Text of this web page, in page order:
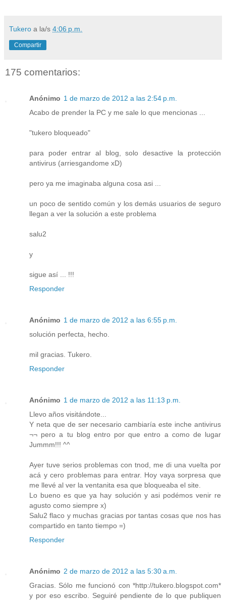
Tukero a la/s 4:06 p.m.
Compartir
175 comentarios:
Anónimo 1 de marzo de 2012 a las 2:54 p.m.
Acabo de prender la PC y me sale lo que mencionas ...
"tukero bloqueado"
para poder entrar al blog, solo desactive la protección
antivirus (arriesgandome xD)
pero ya me imaginaba alguna cosa asi ...
un poco de sentido común y los demás usuarios de seguro
llegan a ver la solución a este problema
salu2
y
sigue así ... !!!
Responder
Anónimo 1 de marzo de 2012 a las 6:55 p.m.
solución perfecta, hecho.
mil gracias. Tukero.
Responder
Anónimo 1 de marzo de 2012 a las 11:13 p.m.
Llevo años visitándote...
Y neta que de ser necesario cambiaría este inche antivirus
¬¬ pero a tu blog entro por que entro a como de lugar
Jummm!!! ^^
Ayer tuve serios problemas con tnod, me di una vuelta por
acá y cero problemas para entrar. Hoy vaya sorpresa que
me llevé al ver la ventanita esa que bloqueaba el site.
Lo bueno es que ya hay solución y asi podémos venir re
agusto como siempre x)
Salu2 flaco y muchas gracias por tantas cosas que nos has
compartido en tanto tiempo =)
Responder
Anónimo 2 de marzo de 2012 a las 5:30 a.m.
Gracias. Sólo me funcionó con *http://tukero.blogspot.com*
y por eso escribo. Seguiré pendiente de lo que publiquen